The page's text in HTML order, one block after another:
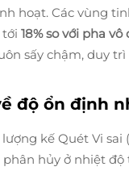
hoạt. Các vùng
18% so với pha
sấy chậm, duy
độ ổn định
kế Quét Vi sai
phân hủy ở nhiệt độ